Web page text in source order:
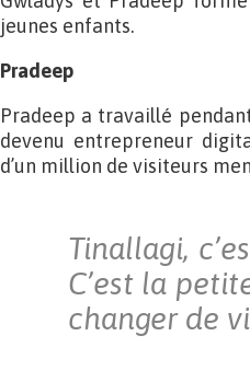
jeunes enfants.
Pradeep
Pradeep a travaillé
devenu entrepreneur
d’un million de visiteurs
Tinallagi,
C’est la
changer de